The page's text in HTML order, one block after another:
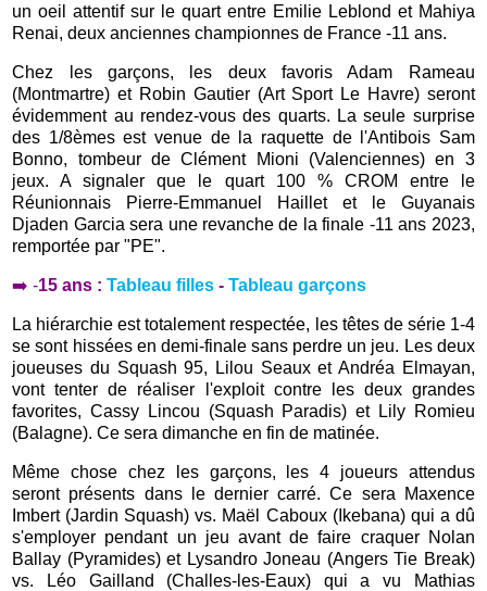
un oeil attentif sur le quart entre Emilie Leblond et Mahiya
Renai, deux anciennes championnes de France -11 ans.
Chez les garçons, les deux favoris Adam Rameau
(Montmartre) et Robin Gautier (Art Sport Le Havre) seront
évidemment au rendez-vous des quarts. La seule surprise
des 1/8èmes est venue de la raquette de l'Antibois Sam
Bonno, tombeur de Clément Mioni (Valenciennes) en 3
jeux. A signaler que le quart 100 % CROM entre le
Réunionnais Pierre-Emmanuel Haillet et le Guyanais
Djaden Garcia sera une revanche de la finale -11 ans 2023,
remportée par "PE".
➡️ -15 ans :Tableau filles -Tableau garçons
La hiérarchie est totalement respectée, les têtes de série 1-4
se sont hissées en demi-finale sans perdre un jeu. Les deux
joueuses du Squash 95, Lilou Seaux et Andréa Elmayan,
vont tenter de réaliser l'exploit contre les deux grandes
favorites, Cassy Lincou (Squash Paradis) et Lily Romieu
(Balagne). Ce sera dimanche en fin de matinée.
Même chose chez les garçons, les 4 joueurs attendus
seront présents dans le dernier carré. Ce sera Maxence
Imbert (Jardin Squash) vs. Maël Caboux (Ikebana) qui a dû
s'employer pendant un jeu avant de faire craquer Nolan
Ballay (Pyramides) et Lysandro Joneau (Angers Tie Break)
vs. Léo Gailland (Challes-les-Eaux) qui a vu Mathias